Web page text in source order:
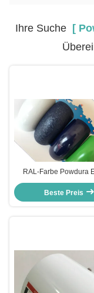
Ihre Suche [
RAL-Farbe Powdura
Beste Preis